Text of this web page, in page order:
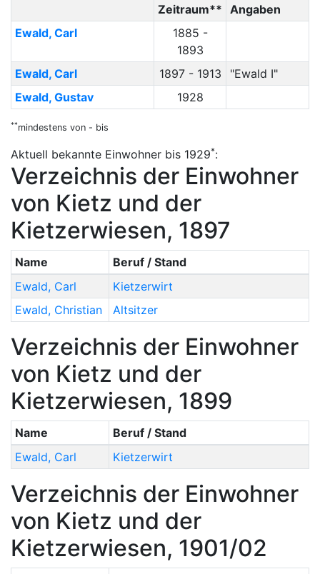
Zeitraum** Angaben
Ewald, Carl
1885 -
1893
Ewald, Carl 1897 - 1913
"Ewald I"
Ewald, Gustav 1928
**mindestens von - bis
Aktuell bekannte Einwohner bis 1929*:
Verzeichnis der Einwohner
von Kietz und der
Kietzerwiesen, 1897
Name
Beruf / Stand
Ewald, Carl
Kietzerwirt
Ewald, Christian Altsitzer
Verzeichnis der Einwohner
von Kietz und der
Kietzerwiesen, 1899
Name
Beruf / Stand
Ewald, Carl Kietzerwirt
Verzeichnis der Einwohner
von Kietz und der
Kietzerwiesen, 1901/02